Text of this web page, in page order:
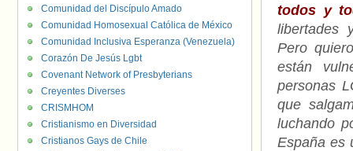
todos y
libertades
Pero
están
personas
que
luchando
España es
Comunidad del Discípulo Amado
Comunidad Homosexual Católica de México
Comunidad Inclusiva Esperanza (Venezuela)
Corazón De Jesús Lgbt
Covenant Network of Presbyterians
Creyentes Diverses
CRISMHOM
Cristianismo en Diversidad
Cristianos Gays de Chile